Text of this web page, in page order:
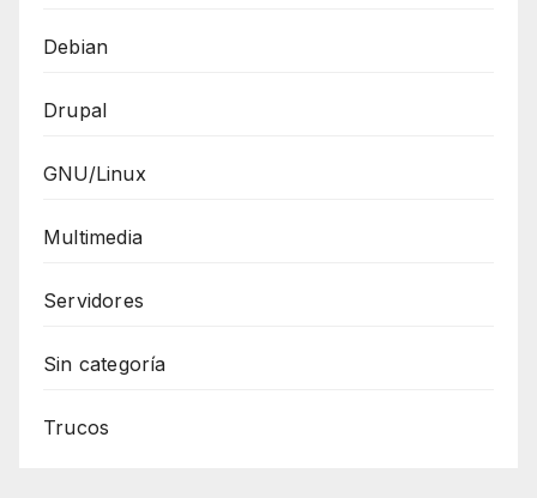
Debian
Drupal
GNU/Linux
Multimedia
Servidores
Sin categoría
Trucos